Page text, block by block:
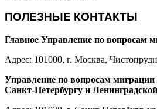
ПОЛЕЗНЫЕ КОНТАКТЫ
Главное Управление по вопросам
Адрес: 101000, г. Москва,
Управление по вопросам
Санкт-Петербургу и